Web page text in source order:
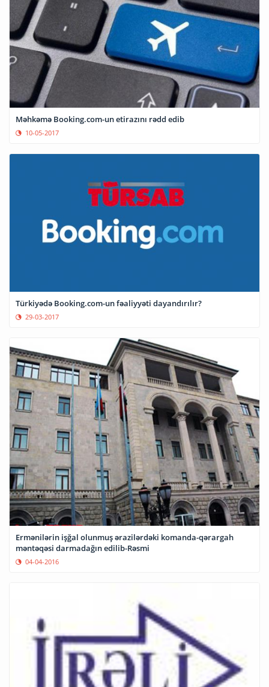
Məhkəmə Booking.com-un etirazını rədd edib
10-05-2017
Türkiyədə Booking.com-un fəaliyyəti dayandırılır?
29-03-2017
Ermənilərin işğal olunmuş ərazilərdəki komanda-qərargah
məntəqəsi darmadağın edilib-Rəsmi
04-04-2016